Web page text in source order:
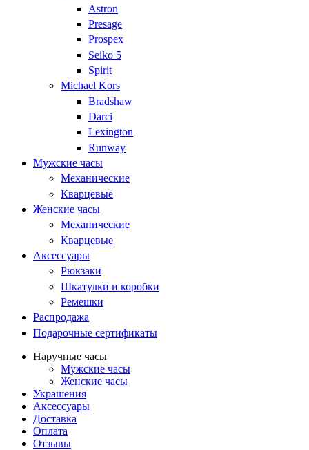
Astron
Presage
Prospex
Seiko 5
Spirit
Michael Kors
Bradshaw
Darci
Lexington
Runway
Мужские часы
Механические
Кварцевые
Женские часы
Механические
Кварцевые
Аксессуары
Рюкзаки
Шкатулки и коробки
Ремешки
Распродажа
Подарочные сертификаты
Наручные часы
Мужские часы
Женские часы
Украшения
Аксессуары
Доставка
Оплата
Отзывы